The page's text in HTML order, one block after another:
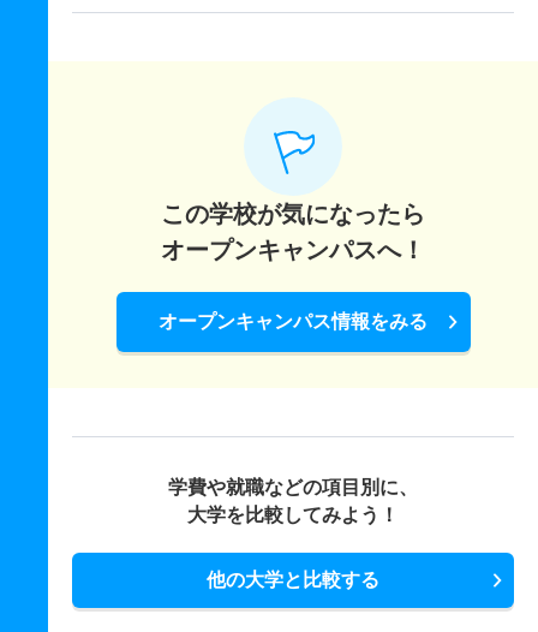
この学校が気になったら
オープンキャンパスへ！
オープンキャンパス情報をみる
学費や就職などの項目別に、
大学を比較してみよう！
他の大学と比較する